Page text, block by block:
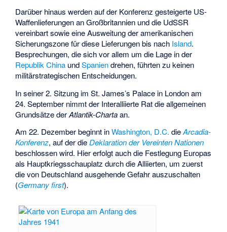
Darüber hinaus werden auf der Konferenz gesteigerte US-
Waffenlieferungen an Großbritannien und die UdSSR
vereinbart sowie eine Ausweitung der amerikanischen
Sicherungszone für diese Lieferungen bis nach Island.
Besprechungen, die sich vor allem um die Lage in der
Republik China undSpaniendrehen, führten zu keinen
militärstrategischen Entscheidungen.
In seiner 2. Sitzung im St. James’s Palace in London am
24. September nimmt der Interalliierte Ratdie allgemeinen
Grundsätze derAtlantik-Chartaan.
Am 22. Dezember beginnt inWashington, D.C. dieArcadia-
Konferenz, auf der dieDeklaration der Vereinten Nationen
beschlossen wird. Hier erfolgt auch die Festlegung Europas
als Hauptkriegsschauplatz durch die Alliierten, um zuerst
die von Deutschland ausgehende Gefahr auszuschalten
(Germany first).